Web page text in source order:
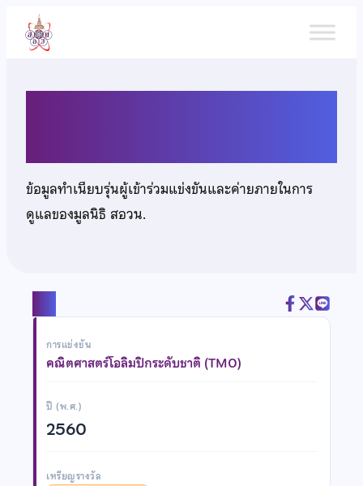
เนื้อหา
ข้อมูลทำเนียบรุ่นผู้เข้าร่วมแข่งขันและค่ายภายในการ
ดูแลของมูลนิธิ สอวน.
การแข่งขัน
คณิตศาสตร์โอลิมปิกระดับชาติ (TMO)
ปี (พ.ศ.)
2560
เหรียญรางวัล